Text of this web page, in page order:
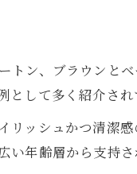
でツートンを美しく
ツートン事例に学ぶ
ツートン塗装の色選
装で外観変化を楽し
ン、ブラウンと
して多く紹介さ
ッシュかつ清潔
年齢層から支持